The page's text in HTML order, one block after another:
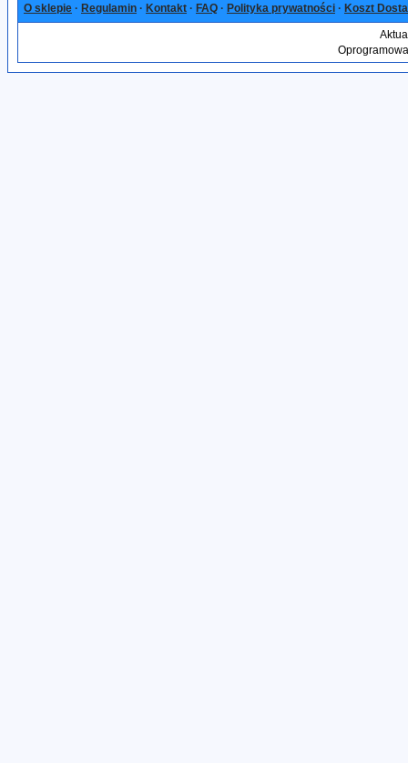
O sklepie · Regulamin · Kontakt · FAQ · Polityka prywatności · Koszt